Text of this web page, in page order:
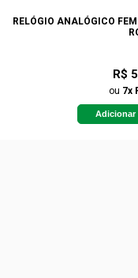
RELÓGIO ANALÓGICO
R$
ou 7x
Adicionar